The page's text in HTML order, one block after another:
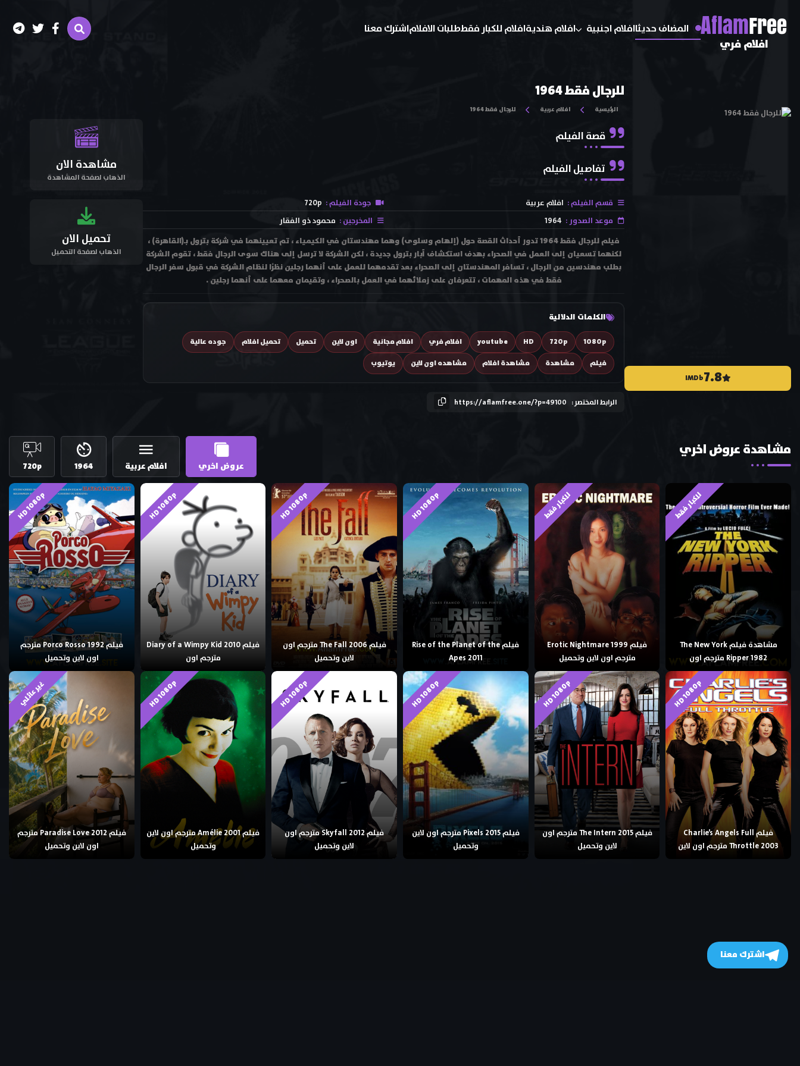
AflamFree
افلام فري
المضاف حديثاافلام اجنبية افلام هنديةافلام للكبار فقططلبات الافلاماشترك معنا
7.8
IMDb
للرجال فقط 1964
الرئيسية افلام عربية للرجال فقط 1964
قصة الفيلم
تفاصيل الفيلم
قسم الفيلم : افلام عربية جودة الفيلم : 720p
موعد الصدور : 1964 المخرجين : محمود ذو الفقار
فيلم للرجال فقط 1964 تدور أحداث القصة حول (إلهام وسلوى) وهما مهندستان في الكيمياء ، تم تعيينهما في شركة بترول بـ(القاهرة) ،
لكنهما تسعيان إلى العمل في الصحراء بهدف استكشاف آبار بترول جديدة ، لكن الشركة لا ترسل إلى هناك سوى الرجال فقط ، تقوم الشركة
بطلب مهندسين من الرجال ، تسافر المهندستان إلى الصحراء بعد تقدمهما للعمل على أنهما رجلين نظرًا لنظام الشركة في قبول سفر الرجال
فقط في هذه المهمات ، تتعرفان على زملائهما في العمل بالصحراء ، وتقيمان معهما على أنهما رجلين .
الكلمات الدلالية
1080p
720p
HD
youtube افلام فري افلام مجانية اون لاين تحميل تحميل افلام
جوده عالية
فيلم
مشاهدة مشاهدة افلام مشاهده اون لاين يوتيوب
الرابط المختصر : https://aflamfree.one/?p=49100
مشاهدة الان
الذهاب لصفحة المشاهدة
تحميل الان
الذهاب لصفحة التحميل
مشاهدة عروض اخري
عروض اخري افلام عربية 1964
720p
للكبار فقط
مشاهدة فيلم The New York
Ripper 1982 مترجم اون
للكبار فقط
فيلم Erotic Nightmare 1999
مترجم اون لاين وتحميل
HD 1080p
فيلم Rise of the Planet of the
Apes 2011
HD 1080p
فيلم The Fall 2006 مترجم اون
لاين وتحميل
HD 1080p
فيلم Diary of a Wimpy Kid 2010
مترجم اون
HD 1080p
فيلم Porco Rosso 1992 مترجم
اون لاين وتحميل
HD 1080p
فيلم Charlie’s Angels Full
Throttle 2003 مترجم اون لاين
HD 1080p
فيلم The Intern 2015 مترجم اون
لاين وتحميل
HD 1080p
فيلم Pixels 2015 مترجم اون لاين
وتحميل
HD 1080p
فيلم Skyfall 2012 مترجم اون
لاين وتحميل
HD 1080p
فيلم Amélie 2001 مترجم اون لاين
وتحميل
غير عائلي
فيلم Paradise Love 2012 مترجم
اون لاين وتحميل
اشترك معنا